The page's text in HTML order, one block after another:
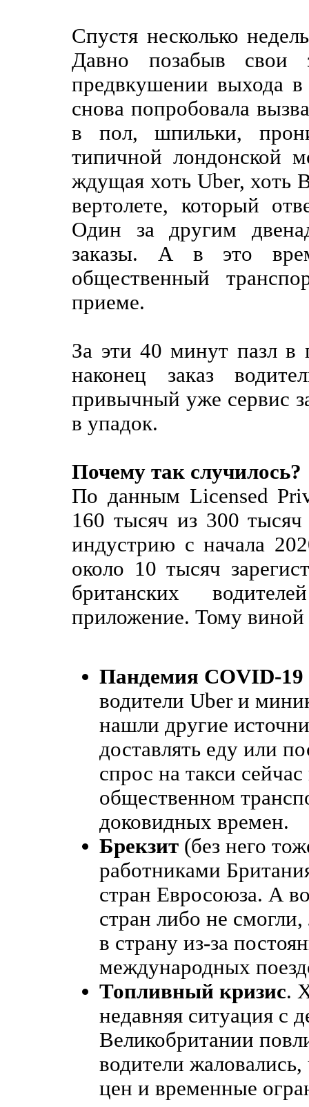
Спустя несколько
Давно позабыв свои
предвкушении выхода
снова попробовала
в пол, шпильки,
типичной
ждущая хоть Uber, хоть
вертолете, который
Один за другим
заказы. А в это
общественный
приеме.
За эти 40 минут пазл в
наконец заказ
привычный уже сервис
в упадок.
Почему так случилось?
По данным Licensed
160 тысяч из 300 тысяч
индустрию с начала
около 10 тысяч
британских
приложение. Тому
Пандемия COVID-19
водители Uber и
нашли другие
доставлять еду или
спрос на такси
общественном
доковидных времен.
Брекзит (без него
работниками
стран Евросоюза. А
стран либо не
в страну из-за
международных
Топливный кризис.
недавняя ситуация с
Великобритании
водители
цен и временные